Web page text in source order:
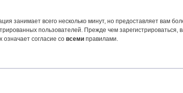
занимает всего несколько минут, но предоставляет вам
пользователей. Прежде чем зарегистрироваться,
согласие со всеми правилами.